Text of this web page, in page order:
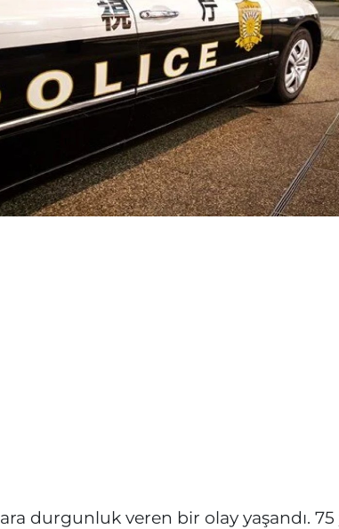
durgunluk veren bir olay yaşandı. 75